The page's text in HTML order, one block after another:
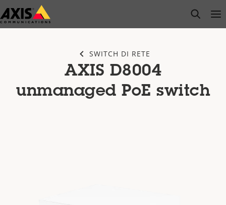
Salta
al
open
SWITCH DI RETE
AXIS ​D8004
unmanaged PoE switch